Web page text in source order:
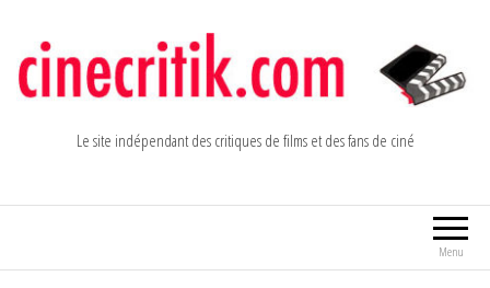
contenu
Le site indépendant des critiques de films et des fans de ciné
Menu